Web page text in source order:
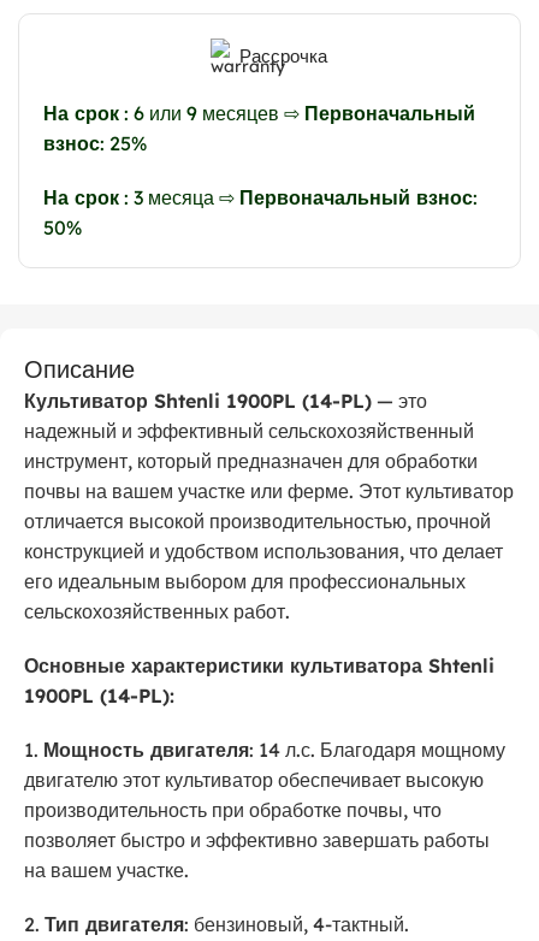
Рассрочка
На срок : 6 или 9 месяцев ⇨ Первоначальный
взнос: 25%
На срок : 3 месяца ⇨ Первоначальный взнос:
50%
Описание
Культиватор Shtenli 1900PL (14-PL) — это
надежный и эффективный сельскохозяйственный
инструмент, который предназначен для обработки
почвы на вашем участке или ферме. Этот культиватор
отличается высокой производительностью, прочной
конструкцией и удобством использования, что делает
его идеальным выбором для профессиональных
сельскохозяйственных работ.
Основные характеристики культиватора Shtenli
1900PL (14-PL):
1. Мощность двигателя: 14 л.с. Благодаря мощному
двигателю этот культиватор обеспечивает высокую
производительность при обработке почвы, что
позволяет быстро и эффективно завершать работы
на вашем участке.
2. Тип двигателя: бензиновый, 4-тактный.